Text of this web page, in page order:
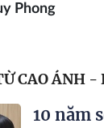
Phong
CAO ÁNH -
10 năm